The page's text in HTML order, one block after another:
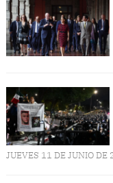
JUEVES 11 DE JUNIO DE